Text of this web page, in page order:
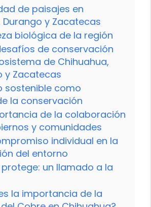
de paisajes en
Durango y Zacatecas
biológica de la región
de conservación
de Chihuahua,
y Zacatecas
sostenible como
la conservación
de la colaboración
y comunidades
individual en la
del entorno
protege: un llamado a la
la importancia de la